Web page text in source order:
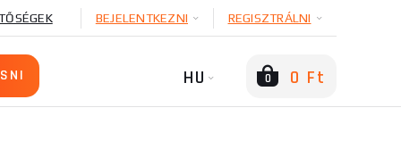
BEJELENTKEZNI REGISZTRÁLNI
HU 0 0 Ft